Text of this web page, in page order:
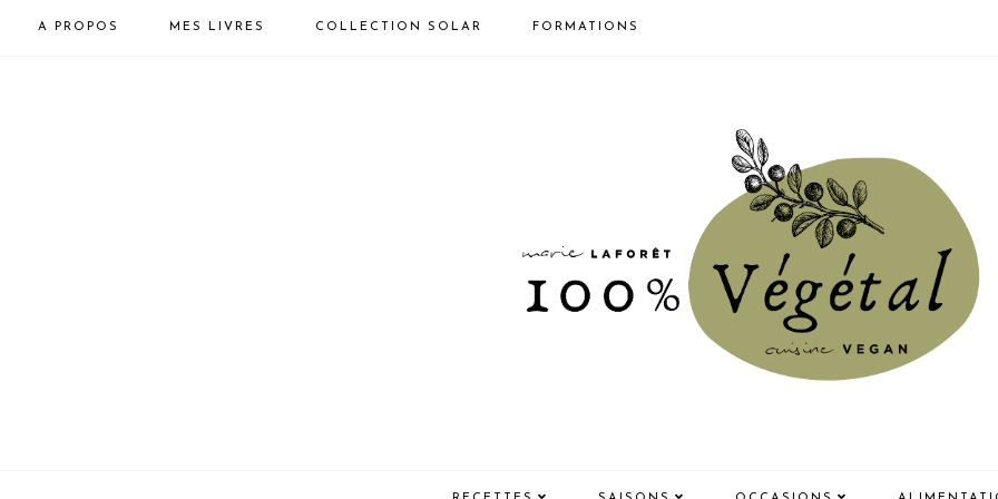
A PROPOS MES LIVRES COLLECTION SOLAR FORMATIONS